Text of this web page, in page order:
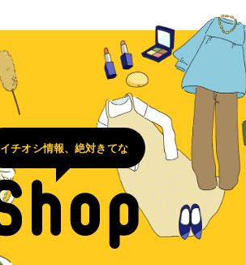
イチオシ情報、絶対きてな